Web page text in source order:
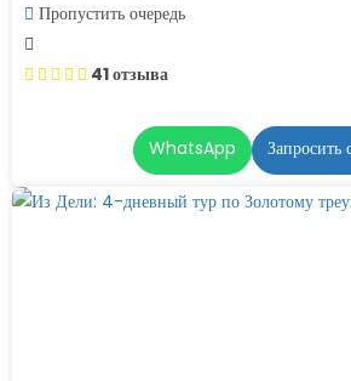
Пропустить очередь
41 отзыва
WhatsApp Запросить